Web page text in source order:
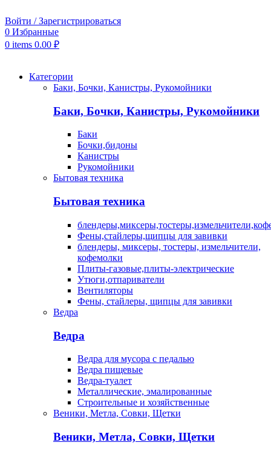
Войти / Зарегистрироваться
0 Избранные
0 items 0.00 ₽
Категории
Баки, Бочки, Канистры, Рукомойники
Баки, Бочки, Канистры, Рукомойники
Баки
Бочки,бидоны
Канистры
Рукомойники
Бытовая техника
Бытовая техника
Фены,стайлеры,щипцы для завивки
блендеры, миксеры, тостеры, измельчители,
кофемолки
Плиты-газовые,плиты-электрические
Утюги,отпариватели
Вентиляторы
Фены, стайлеры, щипцы для завивки
Ведра
Ведра
Ведра для мусора с педалью
Ведра пищевые
Ведра-туалет
Металлические, эмалированные
Строительные и хозяйственные
Веники, Метла, Совки, Щетки
Веники, Метла, Совки, Щетки